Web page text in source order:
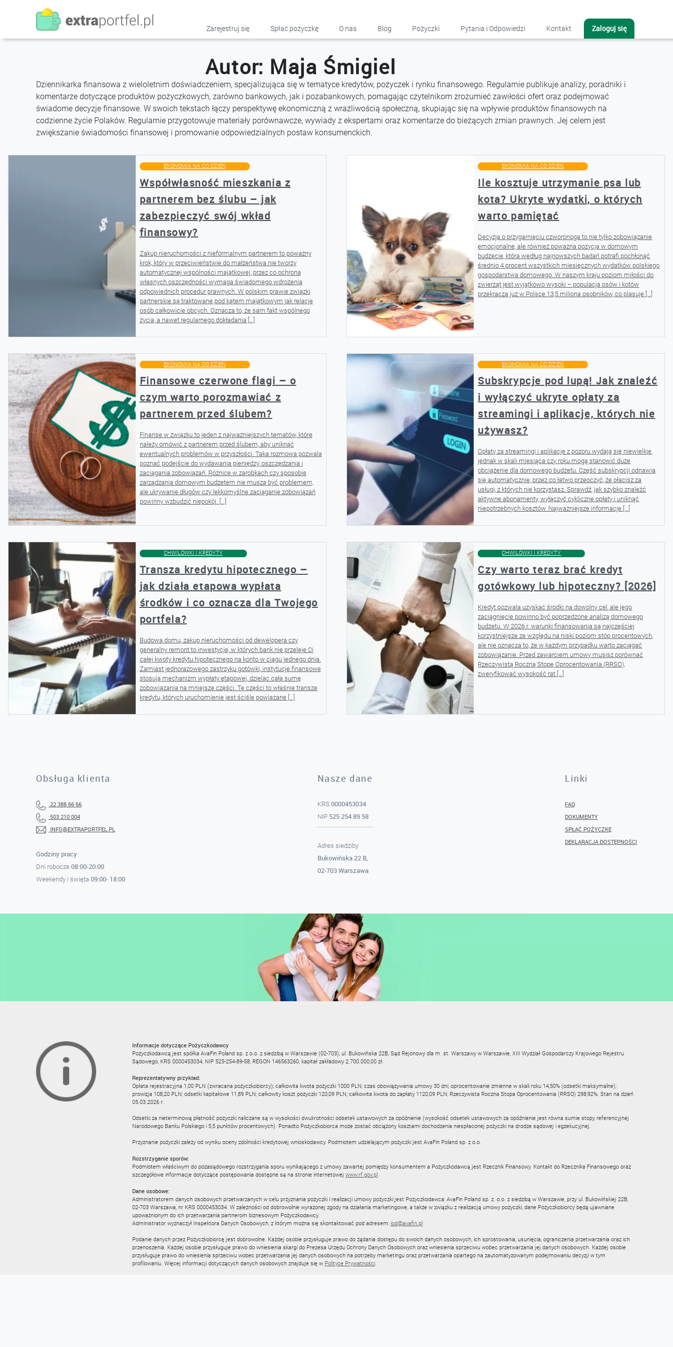
Zarejestruj się Spłać pożyczkę O nas Blog Pożyczki Pytania i Odpowiedzi Kontakt Zaloguj się
Autor: Maja Śmigiel
Dziennikarka finansowa z wieloletnim doświadczeniem, specjalizująca się w tematyce kredytów, pożyczek i rynku finansowego. Regularnie publikuje analizy, poradniki i
komentarze dotyczące produktów pożyczkowych, zarówno bankowych, jak i pozabankowych, pomagając czytelnikom zrozumieć zawiłości ofert oraz podejmować
świadome decyzje finansowe. W swoich tekstach łączy perspektywę ekonomiczną z wrażliwością społeczną, skupiając się na wpływie produktów finansowych na
codzienne życie Polaków. Regularnie przygotowuje materiały porównawcze, wywiady z ekspertami oraz komentarze do bieżących zmian prawnych. Jej celem jest
zwiększanie świadomości finansowej i promowanie odpowiedzialnych postaw konsumenckich.
EKONOMIA NA CO DZIEŃ
Współwłasność mieszkania z
partnerem bez ślubu – jak
zabezpieczyć swój wkład
finansowy?
Zakup nieruchomości z nieformalnym partnerem to poważny
krok, który w przeciwieństwie do małżeństwa nie tworzy
automatycznej wspólności majątkowej, przez co ochrona
własnych oszczędności wymaga świadomego wdrożenia
odpowiednich procedur prawnych. W polskim prawie związki
partnerskie są traktowane pod kątem majątkowym jak relacje
osób całkowicie obcych. Oznacza to, że sam fakt wspólnego
życia, a nawet regularnego dokładania […]
EKONOMIA NA CO DZIEŃ
Ile kosztuje utrzymanie psa lub
kota? Ukryte wydatki, o których
warto pamiętać
Decyzja o przygarnięciu czworonoga to nie tylko zobowiązanie
emocjonalne, ale również poważna pozycja w domowym
budżecie, która według najnowszych badań potrafi pochłonąć
średnio 4 procent wszystkich miesięcznych wydatków polskiego
gospodarstwa domowego. W naszym kraju poziom miłości do
zwierząt jest wyjątkowo wysoki – populacja psów i kotów
przekracza już w Polsce 13,5 miliona osobników, co plasuje […]
EKONOMIA NA CO DZIEŃ
Finansowe czerwone flagi – o
czym warto porozmawiać z
partnerem przed ślubem?
Finanse w związku to jeden z najważniejszych tematów, które
należy omówić z partnerem przed ślubem, aby uniknąć
ewentualnych problemów w przyszłości. Taka rozmowa pozwala
poznać podejście do wydawania pieniędzy, oszczędzania i
zaciągania zobowiązań. Różnice w zarobkach czy sposobie
zarządzania domowym budżetem nie muszą być problemem,
ale ukrywanie długów czy lekkomyślne zaciąganie zobowiązań
powinny wzbudzić niepokój. […]
EKONOMIA NA CO DZIEŃ
Subskrypcje pod lupą! Jak znaleźć
i wyłączyć ukryte opłaty za
streamingi i aplikacje, których nie
używasz?
Opłaty za streamingi i aplikacje z pozoru wydają się niewielkie,
jednak w skali miesiąca czy roku mogą stanowić duże
obciążenie dla domowego budżetu. Część subskrypcji odnawia
się automatycznie, przez co łatwo przeoczyć, że płacisz za
usługi, z których nie korzystasz. Sprawdź, jak szybko znaleźć
aktywne abonamenty, wyłączyć cykliczne opłaty i uniknąć
niepotrzebnych kosztów. Najważniejsze informacje […]
CHWILÓWKI I KREDYTY
Transza kredytu hipotecznego –
jak działa etapowa wypłata
środków i co oznacza dla Twojego
portfela?
Budowa domu, zakup nieruchomości od dewelopera czy
generalny remont to inwestycje, w których bank nie przeleje Ci
całej kwoty kredytu hipotecznego na konto w ciągu jednego dnia.
Zamiast jednorazowego zastrzyku gotówki, instytucje finansowe
stosują mechanizm wypłaty etapowej, dzieląc całą sumę
zobowiązania na mniejsze części. Te części to właśnie transze
kredytu, których uruchomienie jest ściśle powiązane […]
CHWILÓWKI I KREDYTY
Czy warto teraz brać kredyt
gotówkowy lub hipoteczny? [2026]
Kredyt pozwala uzyskać środki na dowolny cel, ale jego
zaciągnięcie powinno być poprzedzone analizą domowego
budżetu. W 2026 r. warunki finansowania są najczęściej
korzystniejsze ze względu na niski poziom stóp procentowych,
ale nie oznacza to, że w każdym przypadku warto zaciągać
zobowiązanie. Przed zawarciem umowy musisz porównać
Rzeczywistą Roczną Stopę Oprocentowania (RRSO),
zweryfikować wysokość rat […]
Informacje dotyczące Pożyczkodawcy
Pożyczkodawcą jest spółka AvaFin Poland sp. z o.o. z siedzibą w Warszawie (02-703), ul. Bukowińska 22B, Sąd Rejonowy dla m. st. Warszawy w Warszawie, XIII Wydział Gospodarczy Krajowego Rejestru
Sądowego, KRS 0000453034, NIP 525-254-89-58, REGON 146563260, kapitał zakładowy 2.700.000,00 zł.
Reprezentatywny przykład:
Opłata rejestracyjna 1,00 PLN (zwracana pożyczkobiorcy); całkowita kwota pożyczki 1000 PLN; czas obowiązywania umowy 30 dni; oprocentowanie zmienne w skali roku 14,50% (odsetki maksymalne);
prowizja 108,20 PLN; odsetki kapitałowe 11,89 PLN; całkowity koszt pożyczki 120,09 PLN; całkowita kwota do zapłaty 1120,09 PLN; Rzeczywista Roczna Stopa Oprocentowania (RRSO) 298,92%. Stan na dzień
05.03.2026 r.
Odsetki za nieterminową płatność pożyczki naliczane są w wysokości dwukrotności odsetek ustawowych za opóźnienie (wysokość odsetek ustawowych za opóźnienie jest równa sumie stopy referencyjnej
Narodowego Banku Polskiego i 5,5 punktów procentowych). Ponadto Pożyczkobiorca może zostać obciążony kosztami dochodzenia niespłaconej pożyczki na drodze sądowej i egzekucyjnej.
Przyznanie pożyczki zależy od wyniku oceny zdolności kredytowej wnioskodawcy. Podmiotem udzielającym pożyczki jest AvaFin Poland sp. z o.o.
Rozstrzyganie sporów:
Podmiotem właściwym do pozasądowego rozstrzygania sporu wynikającego z umowy zawartej pomiędzy konsumentem a Pożyczkodawcą jest Rzecznik Finansowy. Kontakt do Rzecznika Finansowego oraz
szczegółowe informacje dotyczące postępowania dostępne są na stronie internetowej www.rf.gov.pl.
Dane osobowe:
Administratorem danych osobowych przetwarzanych w celu przyznania pożyczki i realizacji umowy pożyczki jest Pożyczkodawca: AvaFin Poland sp. z. o.o. z siedzibą w Warszawie, przy ul. Bukowińskiej 22B,
02-703 Warszawa, nr KRS 0000453034. W zależności od dobrowolnie wyrażonej zgody na działania marketingowe, a także w związku z realizacją umowy pożyczki, dane Pożyczkobiorcy będą ujawniane
upoważnionym do ich przetwarzania partnerom biznesowym Pożyczkodawcy.
Administrator wyznaczył Inspektora Danych Osobowych, z którym można się skontaktować pod adresem: iod@avafin.pl
Podanie danych przez Pożyczkobiorcę jest dobrowolne. Każdej osobie przysługuje prawo do żądania dostępu do swoich danych osobowych, ich sprostowania, usunięcia, ograniczenia przetwarzania oraz ich
przenoszenia. Każdej osobie przysługuje prawo do wniesienia skargi do Prezesa Urzędu Ochrony Danych Osobowych oraz wniesienia sprzeciwu wobec przetwarzania jej danych osobowych. Każdej osobie
przysługuje prawo do wniesienia sprzeciwu wobec przetwarzania jej danych osobowych na potrzeby marketingu oraz przetwarzania opartego na zautomatyzowanym podejmowaniu decyzji w tym
profilowaniu. Więcej informacji dotyczących danych osobowych znajduje się w Polityce Prywatności.
Obsługa klienta
22 388 66 66
503 210 004
INFO@EXTRAPORTFEL.PL
Godziny pracy
Dni robocze 08:00-20:00
Weekendy i święta 09:00- 18:00
Nasze dane
KRS 0000453034
NIP 525 254 89 58
Adres siedziby
Bukowińska 22 B,
02-703 Warszawa
Linki
FAQ
DOKUMENTY
SPŁAĆ POŻYCZKĘ
DEKLARACJA DOSTĘPNOŚCI